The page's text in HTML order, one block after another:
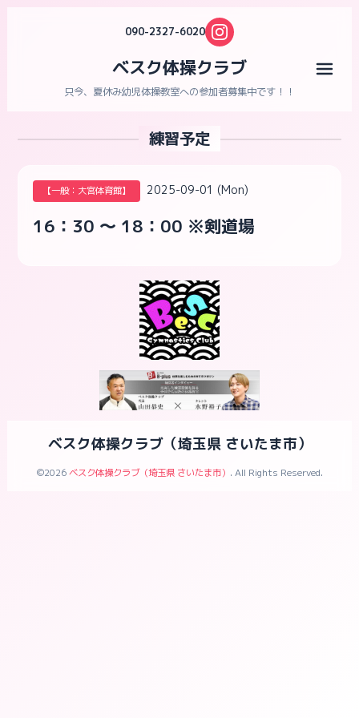
090-2327-6020
ベスク体操クラブ
只今、夏休み幼児体操教室への参加者募集中です！！
練習予定
【一般：大宮体育館】 2025-09-01 (Mon)
16：30 ～ 18：00 ※剣道場
ベスク体操クラブ（埼玉県 さいたま市）
©2026ベスク体操クラブ（埼玉県 さいたま市） . All Rights Reserved.